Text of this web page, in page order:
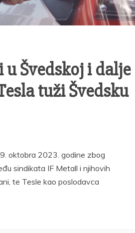
u Švedskoj i dalje
tuži Švedsku
oktobra 2023. godine zbog
sindikata IF Metall i njihovih
te Tesle kao poslodavca